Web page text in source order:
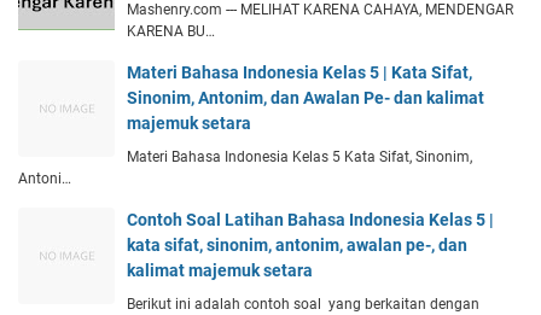
Mashenry.com --- MELIHAT KARENA CAHAYA, MENDENGAR
KARENA BU…
Materi Bahasa Indonesia Kelas 5 | Kata Sifat,
Sinonim, Antonim, dan Awalan Pe- dan kalimat
majemuk setara
Materi Bahasa Indonesia Kelas 5 Kata Sifat, Sinonim,
Antoni…
Contoh Soal Latihan Bahasa Indonesia Kelas 5 |
kata sifat, sinonim, antonim, awalan pe-, dan
kalimat majemuk setara
Berikut ini adalah contoh soal yang berkaitan dengan